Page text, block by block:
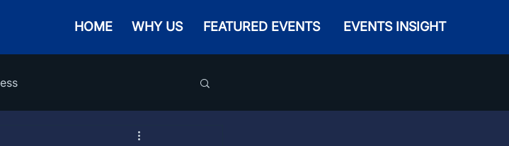
HOME WHY US FEATURED EVENTS EVENTS INSIGHT